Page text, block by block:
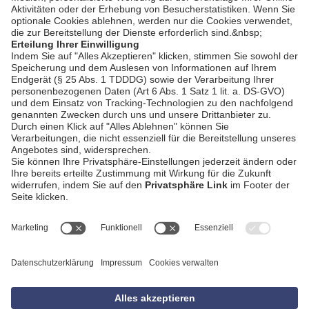
AGB
Datenschutzerklärung
Empfang